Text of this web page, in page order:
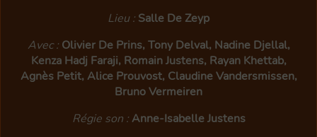
Lieu : Salle De Zeyp
Avec : Olivier De Prins, Tony Delval, Nadine Djellal,
Kenza Hadj Faraji, Romain Justens, Rayan Khettab,
Agnès Petit, Alice Prouvost, Claudine Vandersmissen,
Bruno Vermeiren
Régie son : Anne-Isabelle Justens